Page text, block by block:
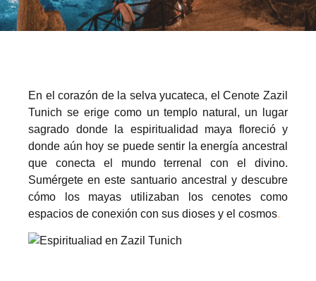
En el corazón de la selva yucateca, el Cenote Zazil
Tunich se erige como un templo natural, un lugar
sagrado donde la espiritualidad maya floreció y
donde aún hoy se puede sentir la energía ancestral
que conecta el mundo terrenal con el divino.
Sumérgete en este santuario ancestral y descubre
cómo los mayas utilizaban los cenotes como
espacios de conexión con sus dioses y el cosmos.